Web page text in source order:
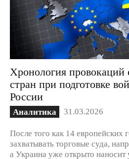
Хронология провокаций
стран при подготовке
России
Аналитика 31.03.2026
После того как 14 европейских
захватывать торговые суда,
а Украина уже открыто наносит